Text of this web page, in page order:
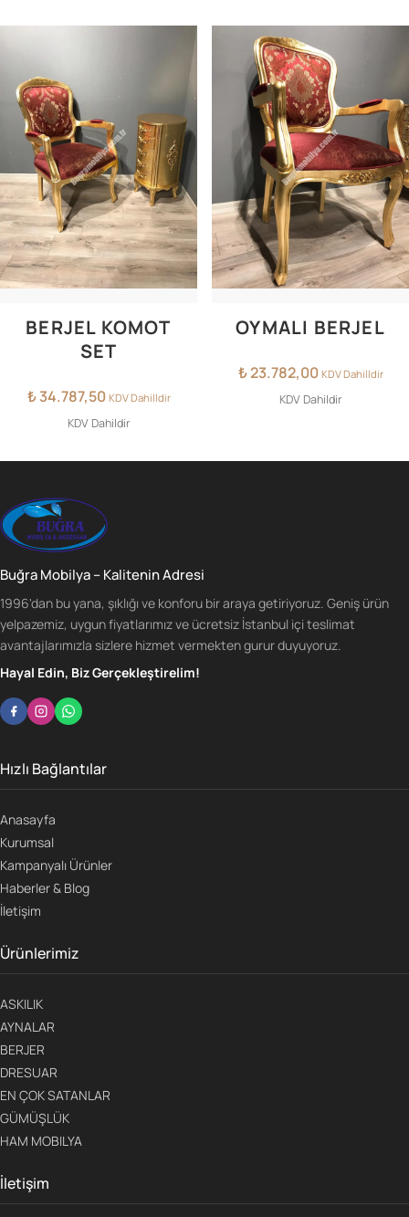
BERJEL KOMOT
SET
₺34.787,50 KDV Dahilldir
KDV Dahildir
OYMALI BERJEL
₺23.782,00 KDV Dahilldir
KDV Dahildir
Buğra Mobilya – Kalitenin Adresi
1996'dan bu yana, şıklığı ve konforu bir araya getiriyoruz. Geniş ürün
yelpazemiz, uygun fiyatlarımız ve ücretsiz İstanbul içi teslimat
avantajlarımızla sizlere hizmet vermekten gurur duyuyoruz.
Hayal Edin, Biz Gerçekleştirelim!
Hızlı Bağlantılar
Anasayfa
Kurumsal
Kampanyalı Ürünler
Haberler & Blog
İletişim
Ürünlerimiz
ASKILIK
AYNALAR
BERJER
DRESUAR
EN ÇOK SATANLAR
GÜMÜŞLÜK
HAM MOBILYA
İletişim